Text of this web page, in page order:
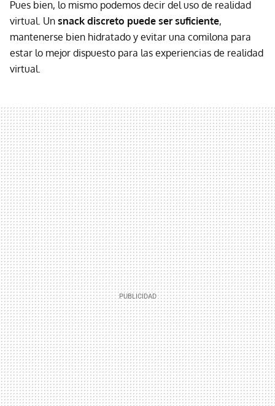
Pues bien, lo mismo podemos decir del uso de realidad
virtual. Un snack discreto puede ser suficiente,
mantenerse bien hidratado y evitar una comilona para
estar lo mejor dispuesto para las experiencias de realidad
virtual.